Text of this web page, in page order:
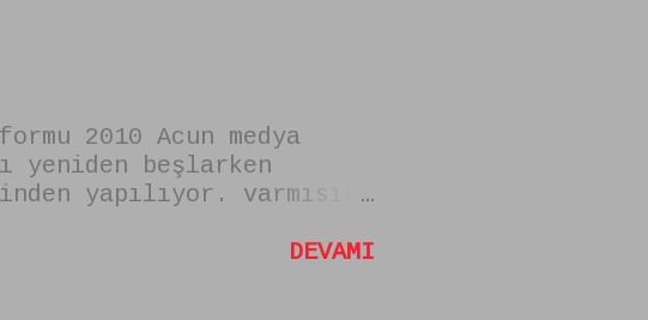
2010 Acun medya
yeniden beşlarken
yapılıyor. varmısın
şunlar. VAR MISINDEVAMI